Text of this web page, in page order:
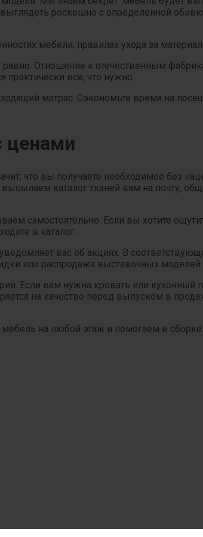
роскошно с определенной
мебели, правилах ухода за
Отношение к отечественным
практически все, что нужно.
матрас. Сэкономьте время на
ценами
что вы получаете необходимое без
каталог тканей вам на почту,
самостоятельно. Если вы хотите
в каталог.
вас об акциях. В
или распродажа выставочных моделей.
Если вам нужна кровать или кухонный
на качество перед выпуском в
на любой этаж и помогаем в